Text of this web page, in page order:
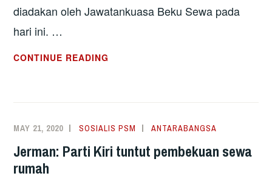
diadakan oleh Jawatankuasa Beku Sewa pada
hari ini. …
CONTINUE READING
SEPANJANG
TEMPOH
MAY 21, 2020 SOSIALIS PSM ANTARABANGSA
Jerman: Parti Kiri tuntut pembekuan sewa
rumah